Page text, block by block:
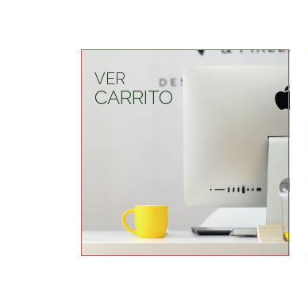
VER
CARRITO